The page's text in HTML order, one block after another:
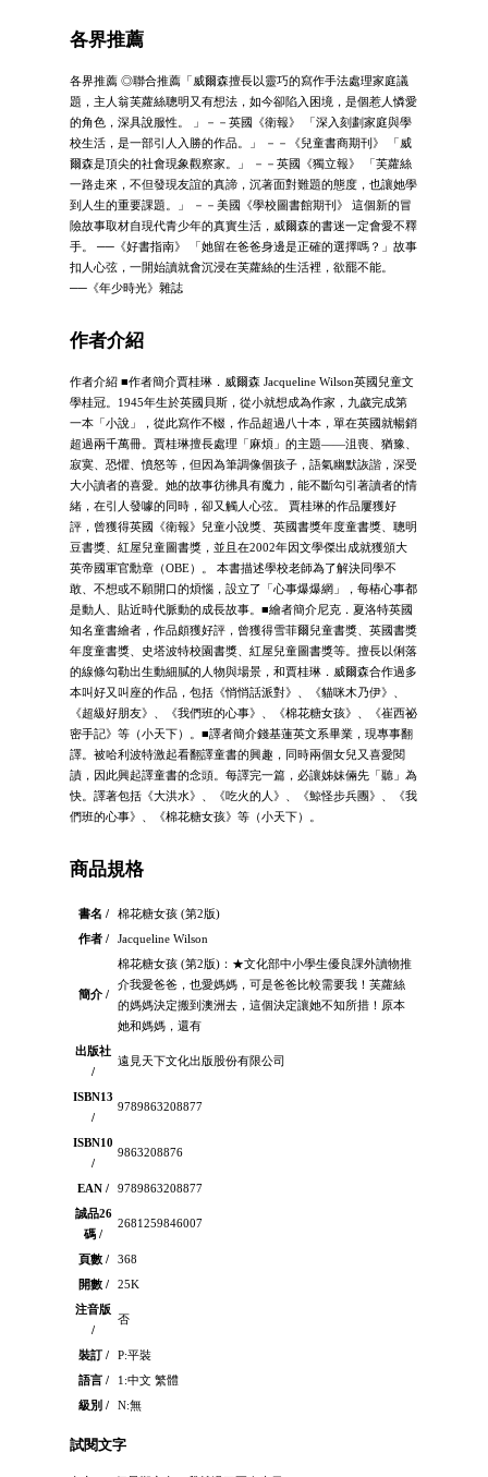
各界推薦
各界推薦 ◎聯合推薦「威爾森擅長以靈巧的寫作手法處理家庭議
題，主人翁芙蘿絲聰明又有想法，如今卻陷入困境，是個惹人憐愛
的角色，深具說服性。 」－－英國《衛報》 「深入刻劃家庭與學
校生活，是一部引人入勝的作品。」 －－《兒童書商期刊》 「威
爾森是頂尖的社會現象觀察家。」 －－英國《獨立報》 「芙蘿絲
一路走來，不但發現友誼的真諦，沉著面對難題的態度，也讓她學
到人生的重要課題。」 －－美國《學校圖書館期刊》 這個新的冒
險故事取材自現代青少年的真實生活，威爾森的書迷一定會愛不釋
手。 ──《好書指南》 「她留在爸爸身邊是正確的選擇嗎？」故事
扣人心弦，一開始讀就會沉浸在芙蘿絲的生活裡，欲罷不能。
──《年少時光》雜誌
作者介紹
作者介紹 ■作者簡介賈桂琳．威爾森 Jacqueline Wilson英國兒童文
學桂冠。1945年生於英國貝斯，從小就想成為作家，九歲完成第
一本「小說」，從此寫作不輟，作品超過八十本，單在英國就暢銷
超過兩千萬冊。賈桂琳擅長處理「麻煩」的主題——沮喪、猶豫、
寂寞、恐懼、憤怒等，但因為筆調像個孩子，語氣幽默詼諧，深受
大小讀者的喜愛。她的故事彷彿具有魔力，能不斷勾引著讀者的情
緒，在引人發噱的同時，卻又觸人心弦。 賈桂琳的作品屢獲好
評，曾獲得英國《衛報》兒童小說獎、英國書獎年度童書獎、聰明
豆書獎、紅屋兒童圖書獎，並且在2002年因文學傑出成就獲頒大
英帝國軍官勳章（OBE）。 本書描述學校老師為了解決同學不
敢、不想或不願開口的煩惱，設立了「心事爆爆網」，每樁心事都
是動人、貼近時代脈動的成長故事。■繪者簡介尼克．夏洛特英國
知名童書繪者，作品頗獲好評，曾獲得雪菲爾兒童書獎、英國書獎
年度童書獎、史塔波特校園書獎、紅屋兒童圖書獎等。擅長以俐落
的線條勾勒出生動細膩的人物與場景，和賈桂琳．威爾森合作過多
本叫好又叫座的作品，包括《悄悄話派對》、《貓咪木乃伊》、
《超級好朋友》、《我們班的心事》、《棉花糖女孩》、《崔西祕
密手記》等（小天下）。■譯者簡介錢基蓮英文系畢業，現專事翻
譯。被哈利波特激起看翻譯童書的興趣，同時兩個女兒又喜愛閱
謮，因此興起譯童書的念頭。每譯完一篇，必讓姊妹倆先「聽」為
快。譯著包括《大洪水》、《吃火的人》、《鯨怪步兵團》、《我
們班的心事》、《棉花糖女孩》等（小天下）。
商品規格
書名 /
棉花糖女孩 (第2版)
作者 /
Jacqueline Wilson
簡介 /
棉花糖女孩 (第2版)：★文化部中小學生優良課外讀物推
介我愛爸爸，也愛媽媽，可是爸爸比較需要我！芙蘿絲
的媽媽決定搬到澳洲去，這個決定讓她不知所措！原本
她和媽媽，還有
出版社
/
遠見天下文化出版股份有限公司
ISBN13
/
9789863208877
ISBN10
/
9863208876
EAN /
9789863208877
誠品26
碼 /
2681259846007
頁數 /
368
開數 /
25K
注音版
/
否
裝訂 /
P:平裝
語言 /
1:中文 繁體
級別 /
N:無
試閱文字